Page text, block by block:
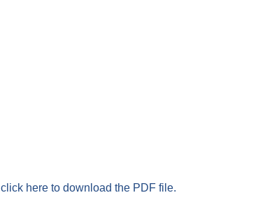
click here to download the PDF file.